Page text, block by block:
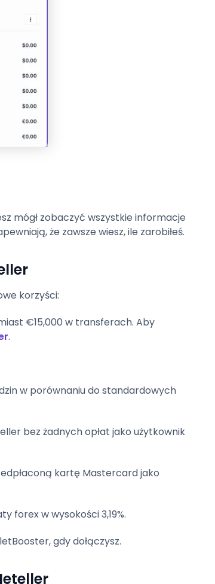
mógł zobaczyć wszystkie informacje
że zawsze wiesz, ile zarobiłeś.
korzyści:
€15,000 w transferach. Aby
.
w porównaniu do standardowych
bez żadnych opłat jako użytkownik
kartę Mastercard jako
forex w wysokości 3,19%.
gdy dołączysz.